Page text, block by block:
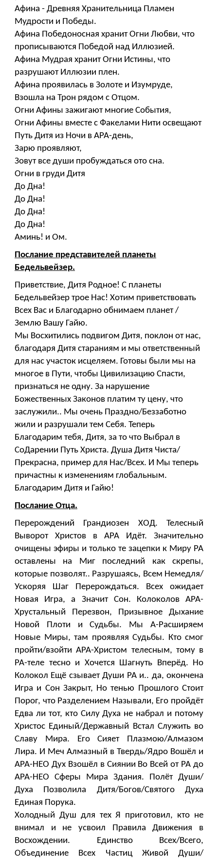
Афина - Древняя Хранительница Пламен
Мудрости и Победы.
Афина Победоносная хранит Огни Любви, что
прописываются Победой над Иллюзией.
Афина Мудрая хранит Огни Истины, что
разрушают Иллюзии плен.
Афина проявилась в Золоте и Изумруде,
Взошла на Трон рядом с Отцом.
Огни Афины зажигают многие События,
Огни Афины вместе с Факелами Нити освещают
Путь Дитя из Ночи в АРА-день,
Зарю проявляют,
Зовут все души пробуждаться ото сна.
Огни в груди Дитя
До Дна!
До Дна!
До Дна!
До Дна!
Аминь! и Ом.
Послание представителей планеты
Бедельвейзер.
Приветствие, Дитя Родное! С планеты
Бедельвейзер трое Нас! Хотим приветствовать
Всех Вас и Благодарно обнимаем планет /
Землю Вашу Гайю.
Мы Восхитились подвигом Дитя, поклон от нас,
благодаря Дитя стараниям и мы ответственный
для нас участок исцеляем. Готовы были мы на
многое в Пути, чтобы Цивилизацию Спасти,
признаться не одну. За нарушение
Божественных Законов платим ту цену, что
заслужили.. Мы очень Праздно/Беззаботно
жили и разрушали тем Себя. Теперь
Благодарим тебя, Дитя, за то что Выбрал в
СоДарении Путь Христа. Душа Дитя Чиста/
Прекрасна, пример для Нас/Всех. И Мы теперь
причастны к изменениям глобальным.
Благодарим Дитя и Гайю!
Послание Отца.
Перерождений Грандиозен ХОД. Телесный
Выворот Христов в АРА Идёт. Значительно
очищены эфиры и только те зацепки к Миру РА
оставлены на Миг последний как скрепы,
которые позволят.. Разрушаясь, Всем Немедля/
Ускоряя Шаг Перерождаться. Всех ожидает
Новая Игра, а Значит Сон. Колоколов АРА-
Хрустальный Перезвон, Призывное Дыхание
Новой Плоти и Судьбы. Мы А-Расширяем
Новые Миры, там проявляя Судьбы. Кто смог
пройти/взойти АРА-Христом телесным, тому в
РА-теле тесно и Хочется Шагнуть Вперёд. Но
Колокол Ещё сзывает Души РА и.. да, окончена
Игра и Сон Закрыт, Но тенью Прошлого Стоит
Порог, что Разделением Называли, Его пройдёт
Едва ли тот, кто Силу Духа не набрал и потому
Христос Единый/Державный Встал Служить во
Славу Мира. Его Сияет Плазмою/Алмазом
Лира. И Меч Алмазный в Твердь/Ядро Вошёл и
АРА-НЕО Дух Взошёл в Сиянии Во Всей от РА до
АРА-НЕО Сферы Мира Здания. Полёт Души/
Духа Позволила Дитя/Богов/Святого Духа
Единая Порука.
Холодный Душ для тех Я приготовил, кто не
внимал и не усвоил Правила Движения в
Восхождении. Единство Всех/Всего,
Объединение Всех Частиц Живой Души/